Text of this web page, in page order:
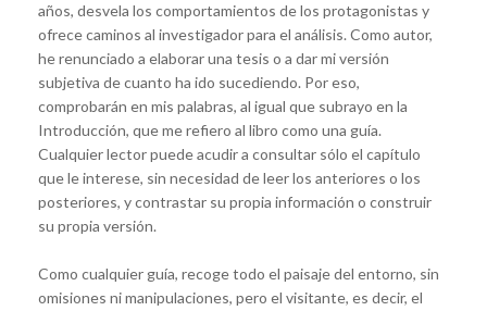
años, desvela los comportamientos de los protagonistas y
ofrece caminos al investigador para el análisis. Como autor,
he renunciado a elaborar una tesis o a dar mi versión
subjetiva de cuanto ha ido sucediendo. Por eso,
comprobarán en mis palabras, al igual que subrayo en la
Introducción, que me refiero al libro como una guía.
Cualquier lector puede acudir a consultar sólo el capítulo
que le interese, sin necesidad de leer los anteriores o los
posteriores, y contrastar su propia información o construir
su propia versión.
Como cualquier guía, recoge todo el paisaje del entorno, sin
omisiones ni manipulaciones, pero el visitante, es decir, el